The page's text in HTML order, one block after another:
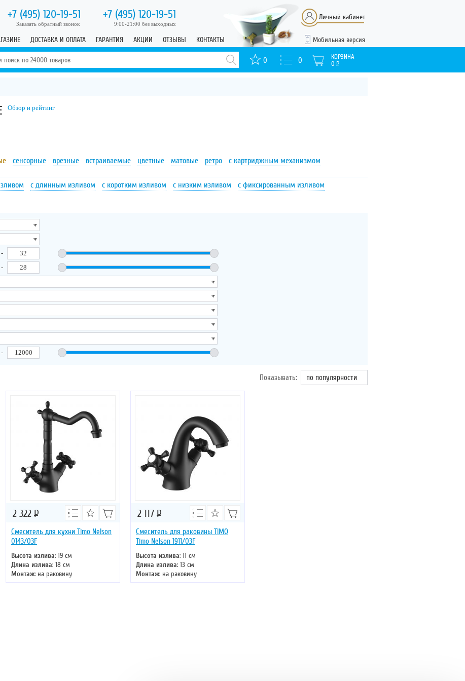
+7 (495) 120-19-51 +7 (495) 120-19-51
Заказать обратный звонок 9:00-21:00 без выходных
ДОСТАВКА И ОПЛАТА ГАРАНТИЯ АКЦИИ ОТЗЫВЫ КОНТАКТЫ Мобильная версия
Личный кабинет
0 0
КОРЗИНА
0 Р
Обзор и рейтинг
сенсорные врезные встраиваемые цветные матовые ретро
с картриджным механизмом
с длинным изливом с коротким изливом с низким изливом
с фиксированным изливом
-
-
-
Показывать: по популярности
Смеситель для кухни Timo Nelson
0143/03F
Высота излива: 19 см
Длина излива: 18 см
Монтаж: на раковину
Тип излива: поворотный
2 322 Р
Смеситель для раковины TIMO
Timo Nelson 1911/03F
Высота излива: 11 см
Длина излива: 13 см
Монтаж: на раковину
Тип излива: литой
2 117 Р